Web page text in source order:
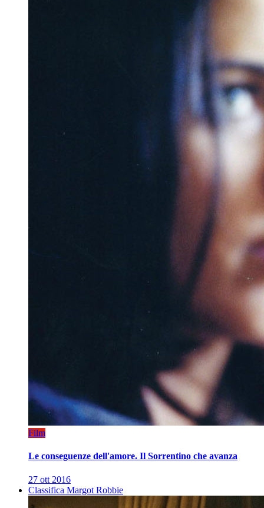
Film
Le conseguenze dell'amore. Il Sorrentino che avanza
27 ott 2016
Classifica Margot Robbie